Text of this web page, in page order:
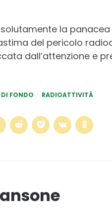
la
del pericolo
dall’attenzione e
FONDO RADIOATTIVITÀ